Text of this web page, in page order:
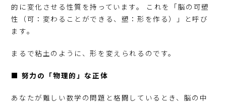
的に変化させる性質を持っています。 これを「脳の可塑
性（可：変わることができる、塑：形を作る）」と呼び
ます。
まるで粘土のように、形を変えられるのです。
■ 努力の「物理的」な正体
あなたが難しい数学の問題と格闘しているとき、脳の中